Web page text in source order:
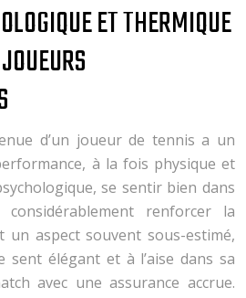
ET THERMIQUE
d’un joueur de tennis a un
à la fois physique et
se sentir bien dans
renforcer la
un aspect souvent sous-estimé,
sent élégant et à l’aise dans sa
avec une assurance accrue.